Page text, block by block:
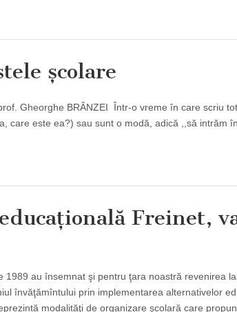
școlare
Gheorghe BRÂNZEI Într-o vreme în care scriu
care este ea?) sau sunt o modă, adică ,,să intrăm
Freinet,
1989 au însemnat şi pentru ţara noastră revenirea
învăţămîntului prin implementarea alternativelor
modalităţi de organizare şcolară care